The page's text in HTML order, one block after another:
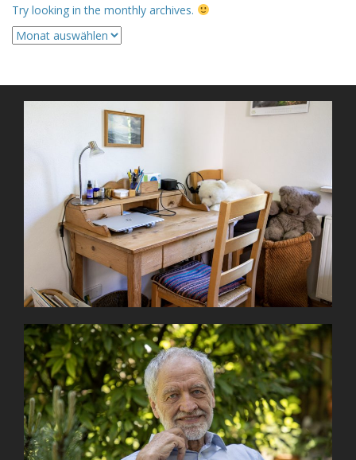
Try looking in the monthly archives.
Archive